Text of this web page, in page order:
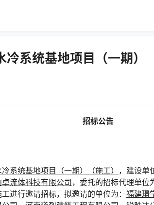
冷系统基地项目（一期）
招标公告
系统基地项目（一期）（施工） ，建设单
流体科技有限公司 ，委托的招标代理单位
进行邀请招标，拟邀请的单位为： 福建璟